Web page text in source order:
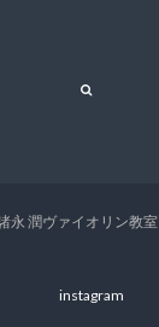
Search
永 潤ヴァイオリン教室
instagram